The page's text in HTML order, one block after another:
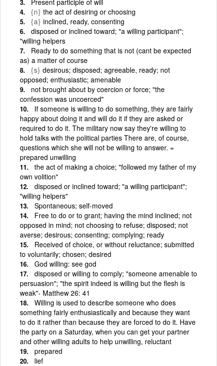
{n} the act of desiring or choosing
{a} inclined, ready, consenting
disposed or inclined toward; "a willing participant";
"willing helpers
Ready to do something that is not (cant be expected
as) a matter of course
{s} desirous; disposed; agreeable, ready; not
opposed; enthusiastic; amenable
not brought about by coercion or force; "the
confession was uncoerced"
If someone is willing to do something, they are fairly
happy about doing it and will do it if they are asked or
required to do it. The military now say they're willing to
hold talks with the political parties There are, of course,
questions which she will not be willing to answer. =
prepared unwilling
the act of making a choice; "followed my father of my
own volition"
disposed or inclined toward; "a willing participant";
"willing helpers"
Spontaneous; self-moved
Free to do or to grant; having the mind inclined; not
opposed in mind; not choosing to refuse; disposed; not
averse; desirous; consenting; complying; ready
Received of choice, or without reluctance; submitted
to voluntarily; chosen; desired
God willing: see god
disposed or willing to comply; "someone amenable to
persuasion"; "the spirit indeed is willing but the flesh is
weak"- Matthew 26: 41
Willing is used to describe someone who does
something fairly enthusiastically and because they want
to do it rather than because they are forced to do it. Have
the party on a Saturday, when you can get your partner
and other willing adults to help unwilling, reluctant
prepared
lief